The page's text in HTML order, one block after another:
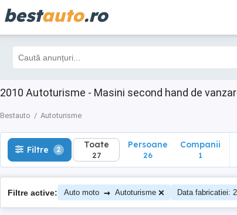
bestauto.ro
2010 Autoturisme - Masini second hand de
Bestauto Autoturisme
Filtre 2 Toate
27
Filtre 2 Toate
27
Persoane
26
Companii
1
Filtre active: Auto moto → Autoturisme Data fabricatiei: